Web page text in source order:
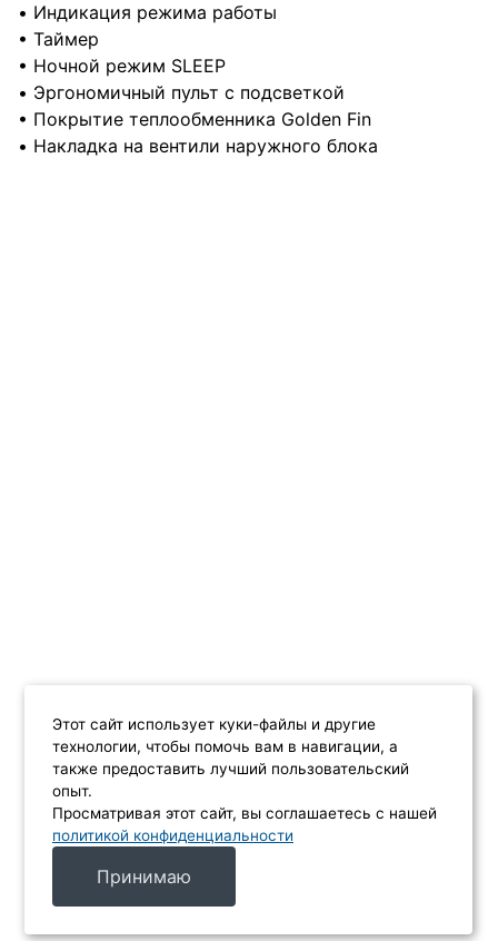
• Индикация режима работы
• Таймер
• Ночной режим SLEEP
• Эргономичный пульт с подсветкой
• Покрытие теплообменника Golden Fin
• Накладка на вентили наружного блока
Этот сайт использует куки-файлы и другие
технологии, чтобы помочь вам в навигации, а
также предоставить лучший пользовательский
опыт.
Просматривая этот сайт, вы соглашаетесь с нашей
политикой конфиденциальности
Принимаю